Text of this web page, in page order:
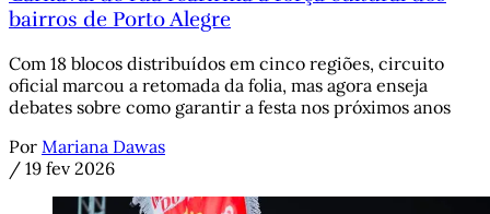
bairros de Porto Alegre
Com 18 blocos distribuídos em cinco regiões, circuito
oficial marcou a retomada da folia, mas agora enseja
debates sobre como garantir a festa nos próximos anos
Por Mariana Dawas
/ 19 fev 2026